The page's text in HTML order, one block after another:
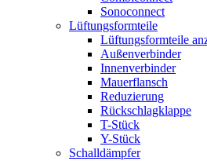
Sonoconnect
Lüftungsformteile
Lüftungsformteile
Außenverbinder
Innenverbinder
Mauerflansch
Reduzierung
Rückschlagklappe
T-Stück
Y-Stück
Schalldämpfer